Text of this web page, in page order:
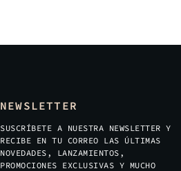
NEWSLETTER
SUSCRÍBETE A NUESTRA NEWSLETTER Y
RECIBE EN TU CORREO LAS ÚLTIMAS
NOVEDADES, LANZAMIENTOS,
PROMOCIONES EXCLUSIVAS Y MUCHO